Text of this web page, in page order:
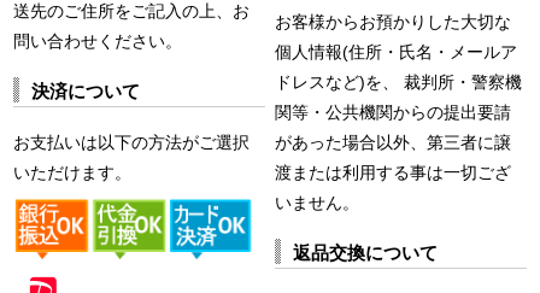
送先のご住所をご記入の上、お
問い合わせください。
決済について
お支払いは以下の方法がご選択
いただけます。
お客様からお預かりした大切な
個人情報(住所・氏名・メールア
ドレスなど)を、 裁判所・警察機
関等・公共機関からの提出要請
があった場合以外、第三者に譲
渡または利用する事は一切ござ
いません。
返品交換について